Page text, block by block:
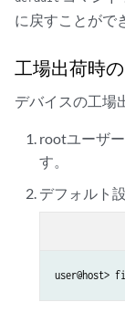
に戻すことがで
工場出荷時
デバイスの工場
rootユーザ
す。
デフォルト